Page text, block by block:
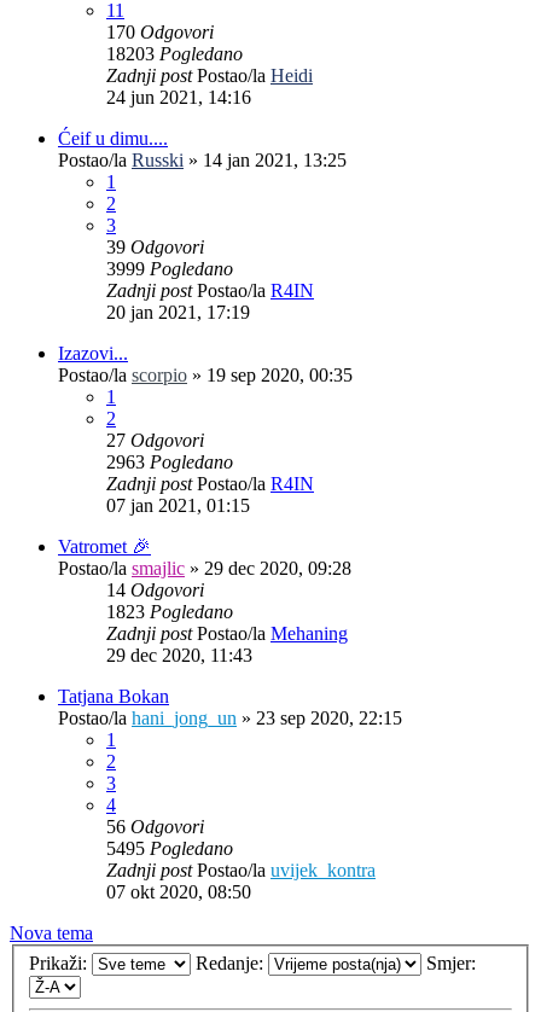
11
170 Odgovori
18203 Pogledano
Zadnji postPostao/la Heidi
24 jun 2021, 14:16
Ćeif u dimu....
Postao/la Russki » 14 jan 2021, 13:25
1
2
3
39 Odgovori
3999 Pogledano
Zadnji postPostao/la R4IN
20 jan 2021, 17:19
Izazovi...
Postao/la scorpio » 19 sep 2020, 00:35
1
2
27 Odgovori
2963 Pogledano
Zadnji postPostao/la R4IN
07 jan 2021, 01:15
Vatromet 🎉
Postao/la smajlic » 29 dec 2020, 09:28
14 Odgovori
1823 Pogledano
Zadnji postPostao/la Mehaning
29 dec 2020, 11:43
Tatjana Bokan
Postao/la hani_jong_un » 23 sep 2020, 22:15
1
2
3
4
56 Odgovori
5495 Pogledano
Zadnji postPostao/la uvijek_kontra
07 okt 2020, 08:50
Nova tema
Prikaži:
Redanje: Smjer: